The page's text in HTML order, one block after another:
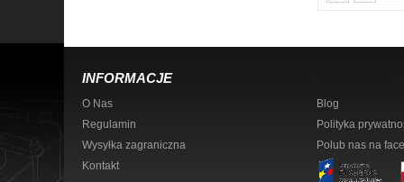
INFORMACJE
O Nas
Regulamin
Wysyłka zagraniczna
Kontakt
Blog
Polityka
Polub nas na